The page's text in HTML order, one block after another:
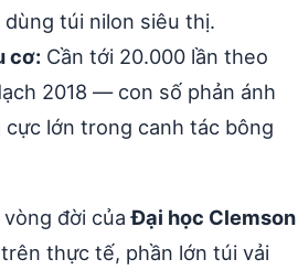
túi nilon siêu thị.
cơ: Cần tới 20.000 lần theo
2018 — con số phản ánh
lớn trong canh tác bông
vòng đời củaĐại học Clemson
thực tế, phần lớn túi vải